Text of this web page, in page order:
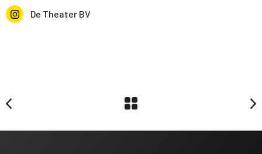
De Theater BV